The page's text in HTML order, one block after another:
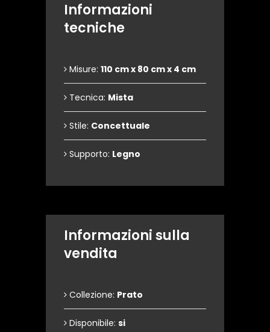
Informazioni
tecniche
Misure: 110 cm x 80 cm x 4 cm
Tecnica: Mista
Stile: Concettuale
Supporto: Legno
Informazioni sulla
vendita
Collezione: Prato
Disponibile: si